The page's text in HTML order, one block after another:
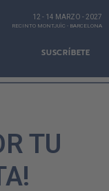
SUSCRÍBETE
12 - 14 MARZO -2027
RECINTO MONTJUÏC - BARCELONA
TU